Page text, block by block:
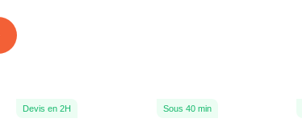
Devis en 2H Sous 40 min